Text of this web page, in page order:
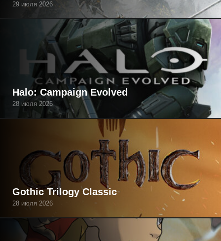
29 июля 2026
Halo: Campaign Evolved
28 июля 2026
Gothic Trilogy Classic
28 июля 2026